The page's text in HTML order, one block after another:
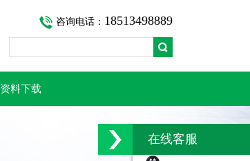
咨询电话： 18513498889
资料下载
在线客服